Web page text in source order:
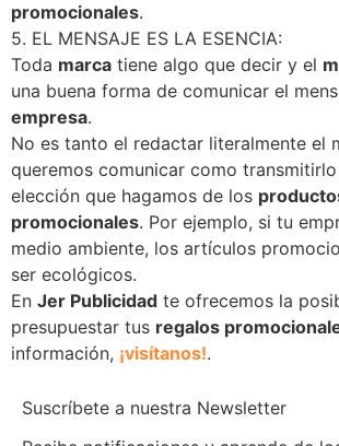
promocionales.
5. EL MENSAJE ES LA ESENCIA:
Toda marca tiene algo que decir y el
una buena forma de comunicar el
empresa.
No es tanto el redactar literalmente el
queremos comunicar como
elección que hagamos de los
promocionales. Por ejemplo, si tu
medio ambiente, los artículos
ser ecológicos.
En Jer Publicidad te ofrecemos la
presupuestar tus regalos
información, ¡visítanos!.
Suscríbete a nuestra Newsletter